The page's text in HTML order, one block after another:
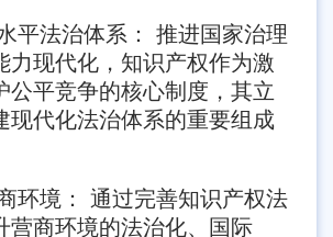
平法治体系： 推进国家治理
力现代化，知识产权作为激
公平竞争的核心制度，其立
现代化法治体系的重要组成
环境： 通过完善知识产权法
营商环境的法治化、国际